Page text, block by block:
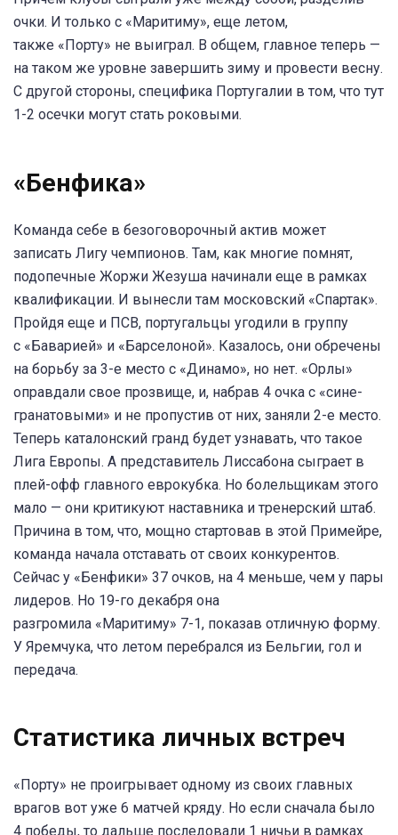
очки. И только с «Маритиму», еще летом,
также «Порту» не выиграл. В общем, главное теперь —
на таком же уровне завершить зиму и провести весну.
С другой стороны, специфика Португалии в том, что тут
1-2 осечки могут стать роковыми.
«Бенфика»
Команда себе в безоговорочный актив может
записать Лигу чемпионов. Там, как многие помнят,
подопечные Жоржи Жезуша начинали еще в рамках
квалификации. И вынесли там московский «Спартак».
Пройдя еще и ПСВ, португальцы угодили в группу
с «Баварией» и «Барселоной». Казалось, они обречены
на борьбу за 3-е место с «Динамо», но нет. «Орлы»
оправдали свое прозвище, и, набрав 4 очка с «сине-
гранатовыми» и не пропустив от них, заняли 2-е место.
Теперь каталонский гранд будет узнавать, что такое
Лига Европы. А представитель Лиссабона сыграет в
плей-офф главного еврокубка. Но болельщикам этого
мало — они критикуют наставника и тренерский штаб.
Причина в том, что, мощно стартовав в этой Примейре,
команда начала отставать от своих конкурентов.
Сейчас у «Бенфики» 37 очков, на 4 меньше, чем у пары
лидеров. Но 19-го декабря она
разгромила «Маритиму» 7-1, показав отличную форму.
У Яремчука, что летом перебрался из Бельгии, гол и
передача.
Статистика личных встреч
«Порту» не проигрывает одному из своих главных
врагов вот уже 6 матчей кряду. Но если сначала было
4 победы, то дальше последовали 1 ничьи в рамках